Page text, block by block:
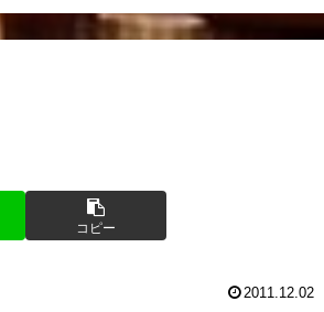
コピー
2011.12.02